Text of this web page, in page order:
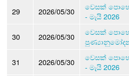
29 2026/05/30
වෙසක්
- මැයි 2026
30 2026/05/30
වෙසක්
31 2026/05/30
වෙසක්
- මැයි 2026